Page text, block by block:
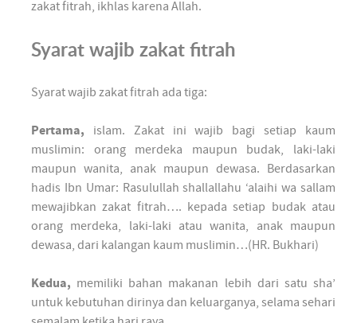
zakat fitrah, ikhlas karena Allah.
Syarat wajib zakat fitrah
Syarat wajib zakat fitrah ada tiga:
Pertama, islam. Zakat ini wajib bagi setiap kaum
muslimin: orang merdeka maupun budak, laki-laki
maupun wanita, anak maupun dewasa. Berdasarkan
hadis Ibn Umar: Rasulullah shallallahu ‘alaihi wa sallam
mewajibkan zakat fitrah…. kepada setiap budak atau
orang merdeka, laki-laki atau wanita, anak maupun
dewasa, dari kalangan kaum muslimin…(HR. Bukhari)
Kedua, memiliki bahan makanan lebih dari satu sha’
untuk kebutuhan dirinya dan keluarganya, selama sehari